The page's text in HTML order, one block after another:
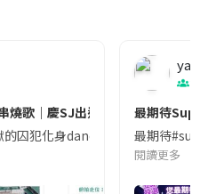
歌｜慶SJ出道20週年！獲讚排位
的囚犯化身dancers慶祝 Super
最期待
最期待
閱讀更多